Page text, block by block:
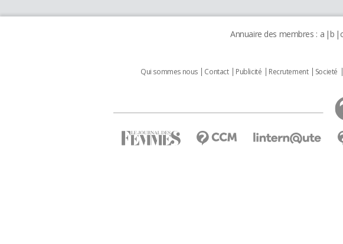
Annuaire des membres : a b
Qui sommes nous Contact Publicité Recrutement Societé